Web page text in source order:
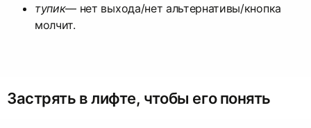
тупик— нет выхода/нет альтернативы/кнопка
молчит.
Застрять в лифте, чтобы его понять